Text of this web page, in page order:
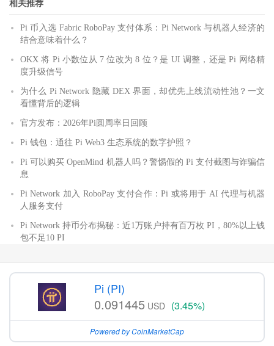
相关推荐
Pi 币入选 Fabric RoboPay 支付体系：Pi Network 与机器人经济的
结合意味着什么？
OKX 将 Pi 小数位从 7 位改为 8 位？是 UI 调整，还是 Pi 网络精
度升级信号
为什么 Pi Network 隐藏 DEX 界面，却优先上线流动性池？一文
看懂背后的逻辑
官方发布：2026年Pi圆周率日回顾
Pi 钱包：通往 Pi Web3 生态系统的数字护照？
Pi 可以购买 OpenMind 机器人吗？警惕假的 Pi 支付截图与诈骗信
息
Pi Network 加入 RoboPay 支付合作：Pi 或将用于 AI 代理与机器
人服务支付
Pi Network 持币分布揭秘：近1万账户持有百万枚 PI，80%以上钱
包不足10 PI
Pi (PI)
0.091445 USD (3.45%)
Powered by CoinMarketCap